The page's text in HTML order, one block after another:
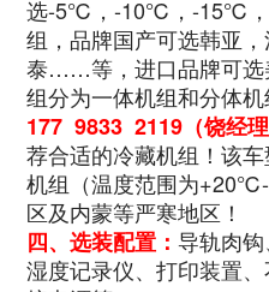
选-5℃，-10℃，-15℃
组，品牌国产可选韩亚
泰……等，进口品牌可选
组分为一体机组和分体
177 9833 2119（饶经理
荐合适的冷藏机组！该
机组（温度范围为
区及内蒙等严寒地区！
四、选装配置：导轨肉
湿度记录仪、打印装置